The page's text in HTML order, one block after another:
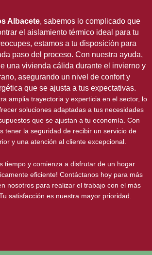
Albacete, sabemos lo complicado que
el aislamiento térmico ideal para tu
estamos a tu disposición para
paso del proceso. Con nuestra ayuda,
una vivienda cálida durante el invierno y
asegurando un nivel de confort y
que se ajusta a tus expectativas.
amplia trayectoria y experticia en el sector, lo
soluciones adaptadas a tus necesidades
que se ajustan a tu economía. Con
tener la seguridad de recibir un servicio de
y una atención al cliente excepcional.
tiempo y comienza a disfrutar de un hogar
eficiente! Contáctanos hoy para más
nosotros para realizar el trabajo con el más
satisfacción es nuestra mayor prioridad.